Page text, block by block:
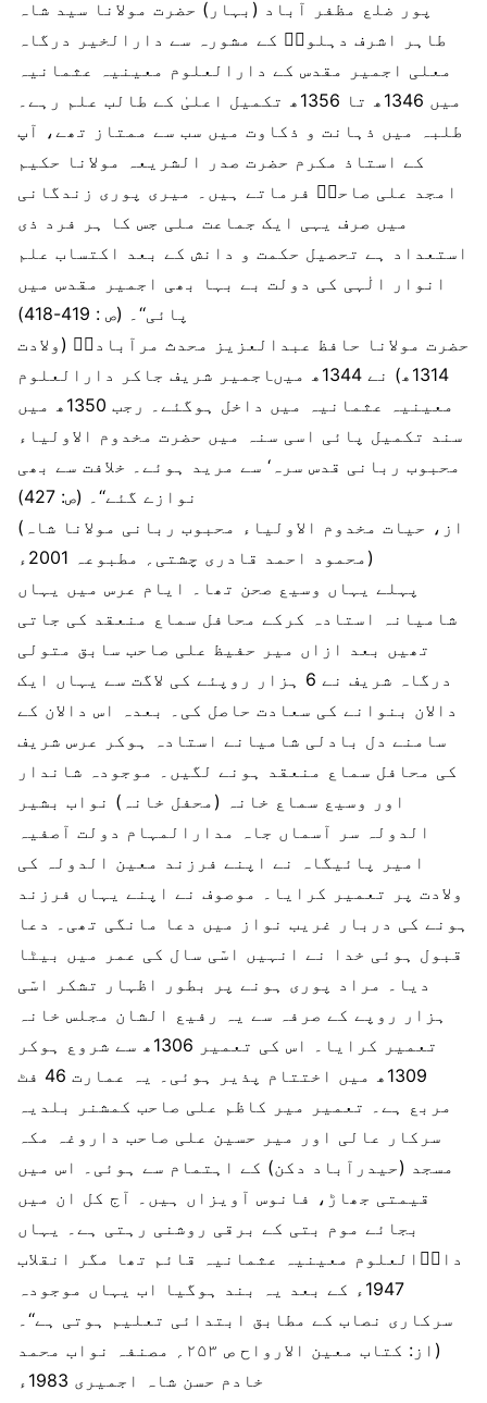
پور ضلع مظفر آباد (بہار) حضرت مولانا سید شاہ
طاہر اشرف دہلویؒ کے مشورہ سے دارالخیر درگاہ
معلی اجمیر مقدس کے دارالعلوم معینیہ عثمانیہ
میں 1346ھ تا 1356ھ تکمیل اعلیٰ کے طالب علم رہے۔
طلبہ میں ذہانت و ذکاوت میں سب سے ممتاز تھے، آپ
کے استاذ مکرم حضرت صدر الشریعہ مولانا حکیم
میں صرف یہی ایک جماعت ملی جس کا ہر فرد ذی
استعداد ہے تحصیل حکمت و دانش کے بعد اکتساب علم
انوار الٰہی کی دولت بے بہا بھی اجمیر مقدس میں
پائی‘‘۔ (ص : 419-418)
حضرت مولانا حافظ عبدالعزیز محدث مرآبادیؒ (ولادت
1314ھ) نے 1344ھ میںاجمیر شریف جاکر دارالعلوم
معینیہ عثمانیہ میں داخل ہوگئے۔ رجب 1350ھ میں
سند تکمیل پائی اسی سنہ میں حضرت مخدوم الاولیاء
محبوب ربانی قدس سرہ‘ سے مرید ہوئے۔ خلافت سے بھی
نوازے گئے‘‘۔ (ص: 427)
(از، حیات مخدوم الاولیاء محبوب ربانی مولانا شاہ
محمود احمد قادری چشتی؍ مطبوعہ 2001ء)
پہلے یہاں وسیع صحن تھا۔ ایام عرس میں یہاں
شامیانہ استادہ کرکے محافل سماع منعقد کی جاتی
تھیں بعد ازاں میر حفیظ علی صاحب سابق متولی
درگاہ شریف نے 6 ہزار روپئے کی لاگت سے یہاں ایک
دالان بنوانے کی سعادت حاصل کی۔ بعدہ اس دالان کے
سامنے دل بادلی شامیانے استادہ ہوکر عرس شریف
کی محافل سماع منعقد ہونے لگیں۔ موجودہ شاندار
اور وسیع سماع خانہ (محفل خانہ) نواب بشیر
الدولہ سر آسماں جاہ مدارالمہام دولت آصفیہ
امیر پائیگاہ نے اپنے فرزند معین الدولہ کی
ولادت پر تعمیر کرایا۔ موصوف نے اپنے یہاں فرزند
ہونے کی دربار غریب نواز میں دعا مانگی تھی۔ دعا
قبول ہوئی خدا نے انہیں اسّی سال کی عمر میں بیٹا
دیا۔ مراد پوری ہونے پر بطور اظہار تشکر اسّی
ہزار روپے کے صرفہ سے یہ رفیع الشان مجلس خانہ
تعمیر کرایا۔ اس کی تعمیر 1306ھ سے شروع ہوکر
1309ھ میں اختتام پذیر ہوئی۔ یہ عمارت 46 فٹ
مربع ہے۔ تعمیر میر کاظم علی صاحب کمشنر بلدیہ
سرکار عالی اور میر حسین علی صاحب داروغہ مکہ
مسجد (حیدرآباد دکن) کے اہتمام سے ہوئی۔ اس میں
قیمتی جھاڑ، فانوس آویزاں ہیں۔ آج کل ان میں
بجائے موم بتی کے برقی روشنی رہتی ہے۔ یہاں
دارؔالعلوم معینیہ عثمانیہ قائم تھا مگر انقلاب
1947ء کے بعد یہ بند ہوگیا اب یہاں موجودہ
سرکاری نصاب کے مطابق ابتدائی تعلیم ہوتی ہے‘‘۔
(از: کتاب معین الارواح ص ۲۵۳؍ مصنفہ نواب محمد
خادم حسن شاہ اجمیری 1983ء